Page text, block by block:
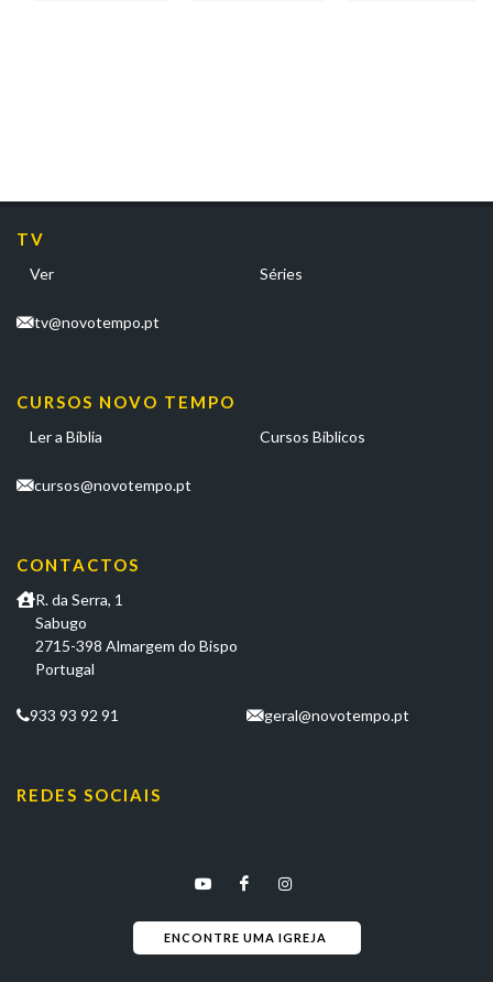
TV
Ver Séries
tv@novotempo.pt
CURSOS NOVO TEMPO
Ler a Bíblia Cursos Bíblicos
cursos@novotempo.pt
CONTACTOS
R. da Serra, 1
Sabugo
2715-398 Almargem do Bispo
Portugal
933 93 92 91 geral@novotempo.pt
REDES SOCIAIS
ENCONTRE UMA IGREJA